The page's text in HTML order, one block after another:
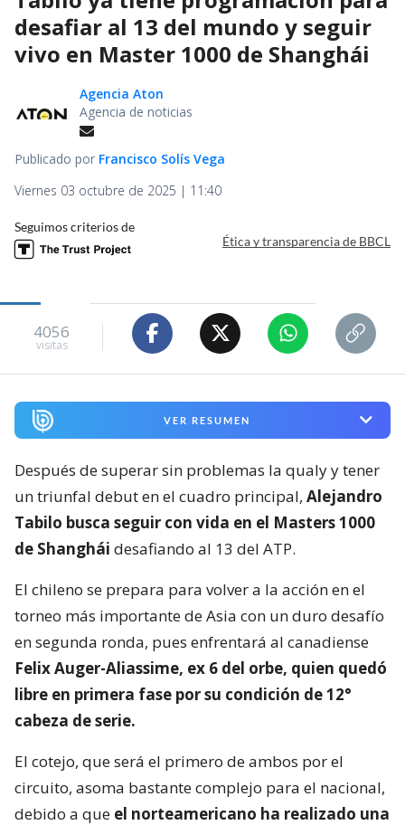
desafiar al 13 del mundo y seguir
vivo en Master 1000 de Shanghái
Agencia Aton
Agencia de noticias
Publicado por Francisco Solís Vega
Viernes 03 octubre de 2025 | 11:40
Seguimos criterios de
Ética y transparencia de BBCL
4056
visitas
VER RESUMEN
Después de superar sin problemas la qualy y tener
un triunfal debut en el cuadro principal, Alejandro
Tabilo busca seguir con vida en el Masters 1000
de Shanghái desafiando al 13 del ATP.
El chileno se prepara para volver a la acción en el
torneo más importante de Asia con un duro desafío
en segunda ronda, pues enfrentará al canadiense
Felix Auger-Aliassime, ex 6 del orbe, quien quedó
libre en primera fase por su condición de 12°
cabeza de serie.
El cotejo, que será el primero de ambos por el
circuito, asoma bastante complejo para el nacional,
debido a que el norteamericano ha realizado una